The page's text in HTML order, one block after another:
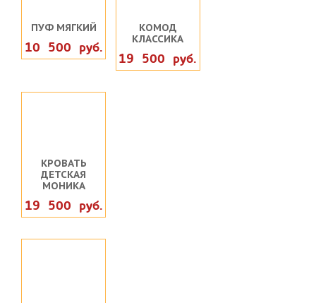
ПУФ МЯГКИЙ
10 500 руб.
КОМОД
КЛАССИКА
19 500 руб.
КРОВАТЬ
ДЕТСКАЯ
МОНИКА
19 500 руб.